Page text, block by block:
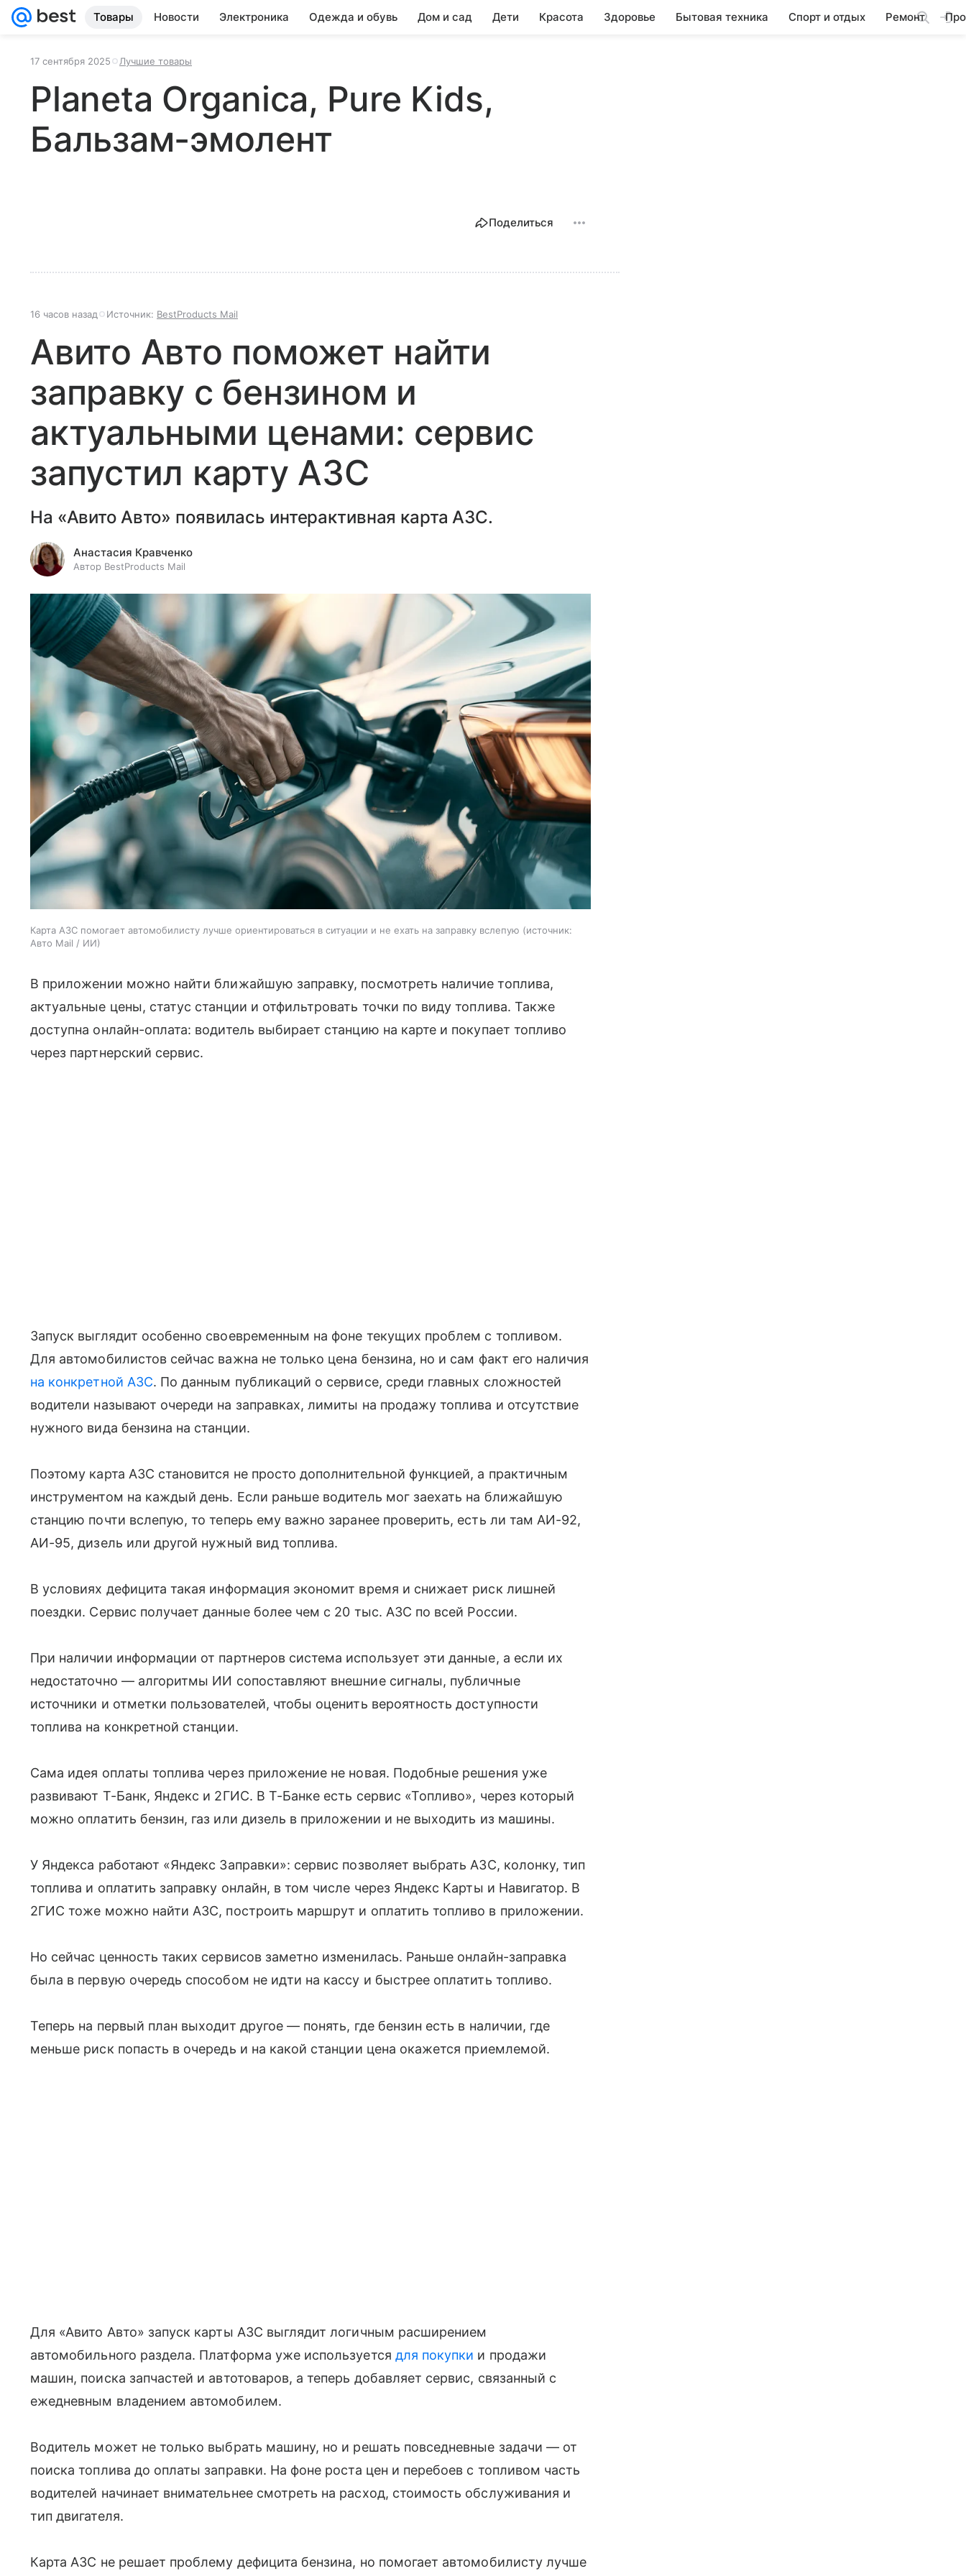
Товары Новости Электроника Одежда и обувь Дом и сад Дети Красота Здоровье Бытовая техника Спорт и отдых Ремонт
17 сентября 2025 Лучшие товары
Planeta Organica, Pure Kids,
Бальзам-эмолент
Поделиться
16 часов назад Источник: BestProducts Mail
Авито Авто поможет найти
заправку с бензином и
актуальными ценами: сервис
запустил карту АЗС
На «Авито Авто» появилась интерактивная карта АЗС.
Анастасия Кравченко
Автор BestProducts Mail
Карта АЗС помогает автомобилисту лучше ориентироваться в ситуации и не ехать на заправку вслепую
источник:
Авто Mail / ИИ
В приложении можно найти ближайшую заправку, посмотреть наличие топлива,
актуальные цены, статус станции и отфильтровать точки по виду топлива. Также
доступна онлайн-оплата: водитель выбирает станцию на карте и покупает топливо
через партнерский сервис.
Запуск выглядит особенно своевременным на фоне текущих проблем с топливом.
Для автомобилистов сейчас важна не только цена бензина, но и сам факт его наличия
на конкретной АЗС. По данным публикаций о сервисе, среди главных сложностей
водители называют очереди на заправках, лимиты на продажу топлива и отсутствие
нужного вида бензина на станции.
Поэтому карта АЗС становится не просто дополнительной функцией, а практичным
инструментом на каждый день. Если раньше водитель мог заехать на ближайшую
станцию почти вслепую, то теперь ему важно заранее проверить, есть ли там АИ-92,
АИ-95, дизель или другой нужный вид топлива.
В условиях дефицита такая информация экономит время и снижает риск лишней
поездки. Сервис получает данные более чем с 20 тыс. АЗС по всей России.
При наличии информации от партнеров система использует эти данные, а если их
недостаточно — алгоритмы ИИ сопоставляют внешние сигналы, публичные
источники и отметки пользователей, чтобы оценить вероятность доступности
топлива на конкретной станции.
Сама идея оплаты топлива через приложение не новая. Подобные решения уже
развивают Т-Банк, Яндекс и 2ГИС. В Т-Банке есть сервис «Топливо», через который
можно оплатить бензин, газ или дизель в приложении и не выходить из машины.
У Яндекса работают «Яндекс Заправки»: сервис позволяет выбрать АЗС, колонку, тип
топлива и оплатить заправку онлайн, в том числе через Яндекс Карты и Навигатор. В
2ГИС тоже можно найти АЗС, построить маршрут и оплатить топливо в приложении.
Но сейчас ценность таких сервисов заметно изменилась. Раньше онлайн-заправка
была в первую очередь способом не идти на кассу и быстрее оплатить топливо.
Теперь на первый план выходит другое — понять, где бензин есть в наличии, где
меньше риск попасть в очередь и на какой станции цена окажется приемлемой.
Для «Авито Авто» запуск карты АЗС выглядит логичным расширением
автомобильного раздела. Платформа уже используется для покупки и продажи
машин, поиска запчастей и автотоваров, а теперь добавляет сервис, связанный с
ежедневным владением автомобилем.
Водитель может не только выбрать машину, но и решать повседневные задачи — от
поиска топлива до оплаты заправки. На фоне роста цен и перебоев с топливом часть
водителей начинает внимательнее смотреть на расход, стоимость обслуживания и
тип двигателя.
Карта АЗС не решает проблему дефицита бензина, но помогает автомобилисту лучше